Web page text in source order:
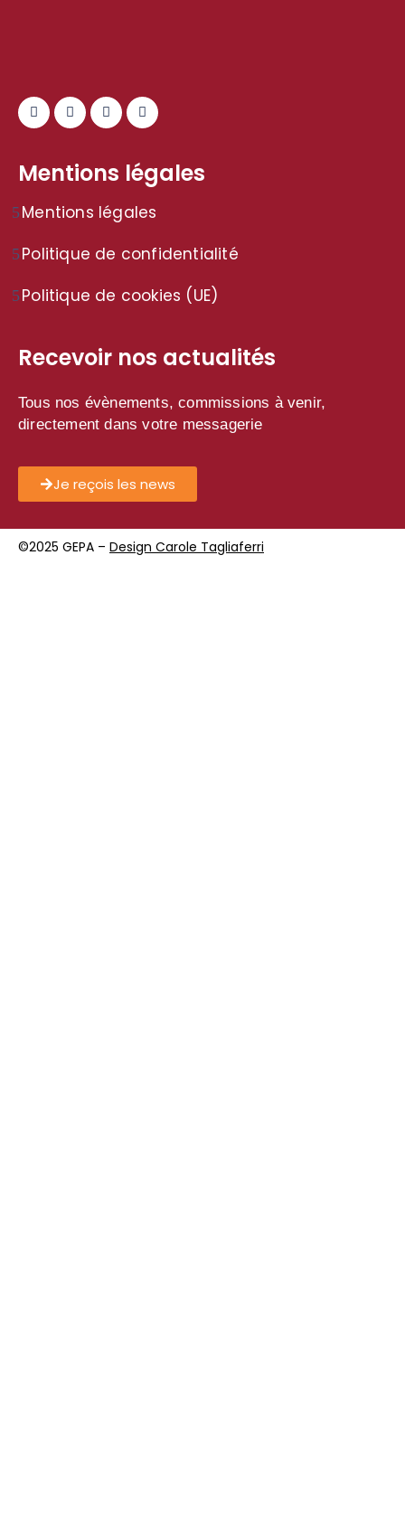
Mentions légales
Mentions légales
Politique de confidentialité
Politique de cookies (UE)
Recevoir nos actualités
Tous nos évènements, commissions à venir,
directement dans votre messagerie
Je reçois les news
©2025 GEPA – Design Carole Tagliaferri